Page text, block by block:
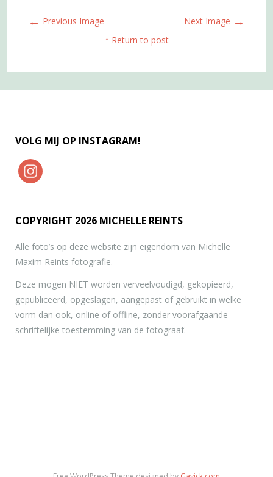
← Previous Image Next Image →
↑ Return to post
VOLG MIJ OP INSTAGRAM!
COPYRIGHT 2026 MICHELLE REINTS
Alle foto’s op deze website zijn eigendom van Michelle
Maxim Reints fotografie.
Deze mogen NIET worden verveelvoudigd, gekopieerd,
gepubliceerd, opgeslagen, aangepast of gebruikt in welke
vorm dan ook, online of offline, zonder voorafgaande
schriftelijke toestemming van de fotograaf.